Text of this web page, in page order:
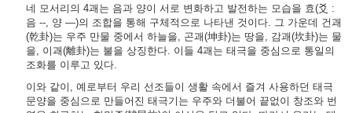
네 모서리의 4괘는 음과 양이 서로 변화하고 발전하는 모습을 효(爻 :
음 --, 양 ―)의 조합을 통해 구체적으로 나타낸 것이다. 그 가운데 건괘
(乾卦)는 우주 만물 중에서 하늘을, 곤괘(坤卦)는 땅을, 감괘(坎卦)는 물
을, 이괘(離卦)는 불을 상징한다. 이들 4괘는 태극을 중심으로 통일의
조화를 이루고 있다.
이와 같이, 예로부터 우리 선조들이 생활 속에서 즐겨 사용하던 태극
문양을 중심으로 만들어진 태극기는 우주와 더불어 끝없이 창조와 번